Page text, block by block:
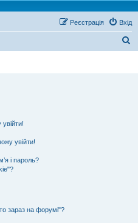
Вхід
Реєстрація
увійти!
і пароль?
зараз на форумі"?